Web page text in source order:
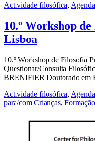
Actividade filosófica, Agenda
10.º Workshop
Lisboa
10.º Workshop de Filosofia
Questionar/Consulta
BRENIFIER Doutorado em
Actividade filosófica, Agenda
para/com Crianças, Formação